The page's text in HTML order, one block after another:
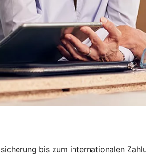
bis zum internationalen